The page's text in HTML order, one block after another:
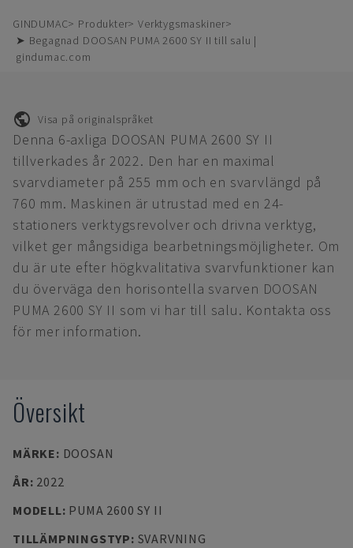
GINDUMAC Produkter
Verktygsmaskiner
➤ Begagnad DOOSAN PUMA 2600 SY II till salu |
gindumac.com
Visa på originalspråket
Denna 6-axliga DOOSAN PUMA 2600 SY II
tillverkades år 2022. Den har en maximal
svarvdiameter på 255 mm och en svarvlängd på
760 mm. Maskinen är utrustad med en 24-
stationers verktygsrevolver och drivna verktyg,
vilket ger mångsidiga bearbetningsmöjligheter. Om
du är ute efter högkvalitativa svarvfunktioner kan
du överväga den horisontella svarven DOOSAN
PUMA 2600 SY II som vi har till salu. Kontakta oss
för mer information.
Översikt
MÄRKE: DOOSAN
ÅR: 2022
MODELL: PUMA 2600 SY II
TILLÄMPNINGSTYP: SVARVNING